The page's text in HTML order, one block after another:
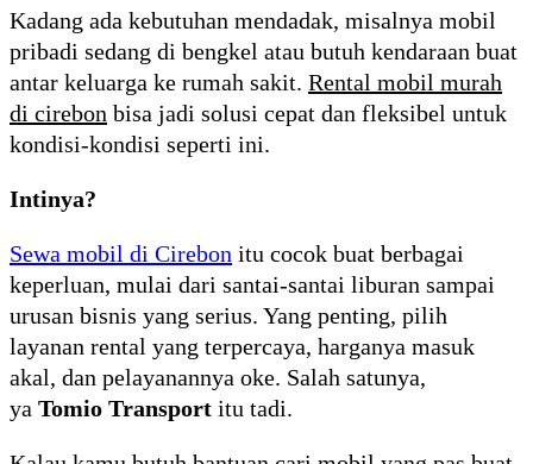
Kadang ada kebutuhan mendadak, misalnya mobil
pribadi sedang di bengkel atau butuh kendaraan buat
antar keluarga ke rumah sakit. Rental mobil murah
di cirebon bisa jadi solusi cepat dan fleksibel untuk
kondisi-kondisi seperti ini.
Intinya?
Sewa mobil di Cirebon itu cocok buat berbagai
keperluan, mulai dari santai-santai liburan sampai
urusan bisnis yang serius. Yang penting, pilih
layanan rental yang terpercaya, harganya masuk
akal, dan pelayanannya oke. Salah satunya,
ya Tomio Transport itu tadi.